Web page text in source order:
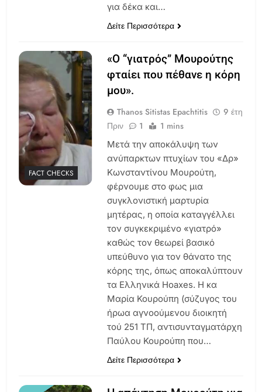
για δέκα και…
Δείτε Περισσότερα
FACT CHECKS
«Ο “γιατρός” Μουρούτης
φταίει που πέθανε η κόρη
μου».
Thanos Sitistas Epachtitis
9 έτη
Πριν
1 1 mins
Μετά την αποκάλυψη των
ανύπαρκτων πτυχίων του «Δρ»
Κωνσταντίνου Μουρούτη,
φέρνουμε στο φως μια
συγκλονιστική μαρτυρία
μητέρας, η οποία καταγγέλλει
τον συγκεκριμένο «γιατρό»
καθώς τον θεωρεί βασικό
υπεύθυνο για τον θάνατο της
κόρης της, όπως αποκαλύπτουν
τα Ελληνικά Hoaxes. Η κα
Μαρία Κουρούπη (σύζυγος του
ήρωα αγνοούμενου διοικητή
τού 251 ΤΠ, αντισυνταγματάρχη
Παύλου Κουρούπη που…
Δείτε Περισσότερα